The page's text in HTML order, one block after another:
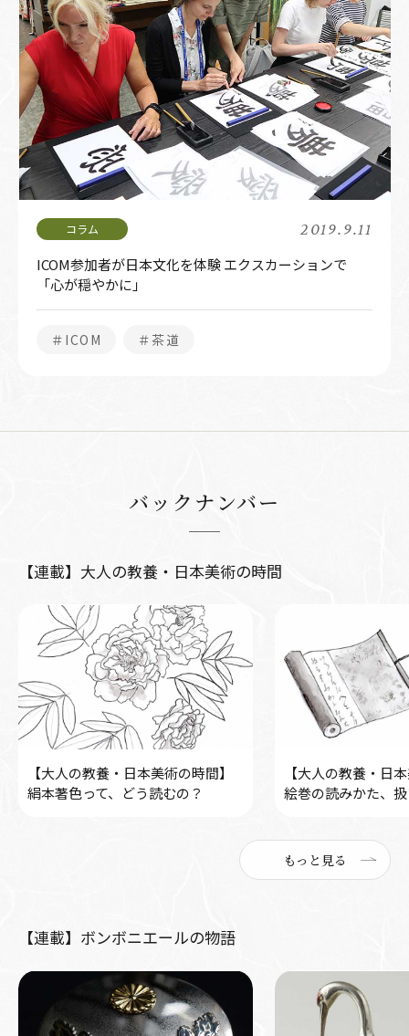
2019.9.11
ICOM参加者が日本文化を体験 エクスカーションで
「心が穏やかに」
＃ICOM ＃茶道
バックナンバー
【連載】大人の教養・日本美術の時間
【大人の教養・日本美術の時間】
絹本著色って、どう読むの？
【大人の教養・日
絵巻の読みかた、
もっと見る
【連載】ボンボニエールの物語